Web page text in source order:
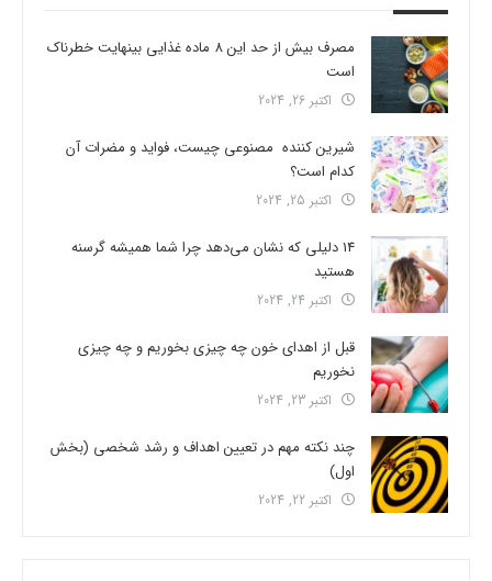
مصرف بیش از حد این 8 ماده غذایی بینهایت خطرناک
است
اکتبر 26, 2024
شیرین کننده مصنوعی چیست، فواید و مضرات آن
کدام است؟
اکتبر 25, 2024
14 دلیلی که نشان می‌دهد چرا شما همیشه گرسنه
هستید
اکتبر 24, 2024
قبل از اهدای خون چه چیزی بخوریم و چه چیزی
نخوریم
اکتبر 23, 2024
چند نکته مهم در تعیین اهداف و رشد شخصی (بخش
اول)
اکتبر 22, 2024